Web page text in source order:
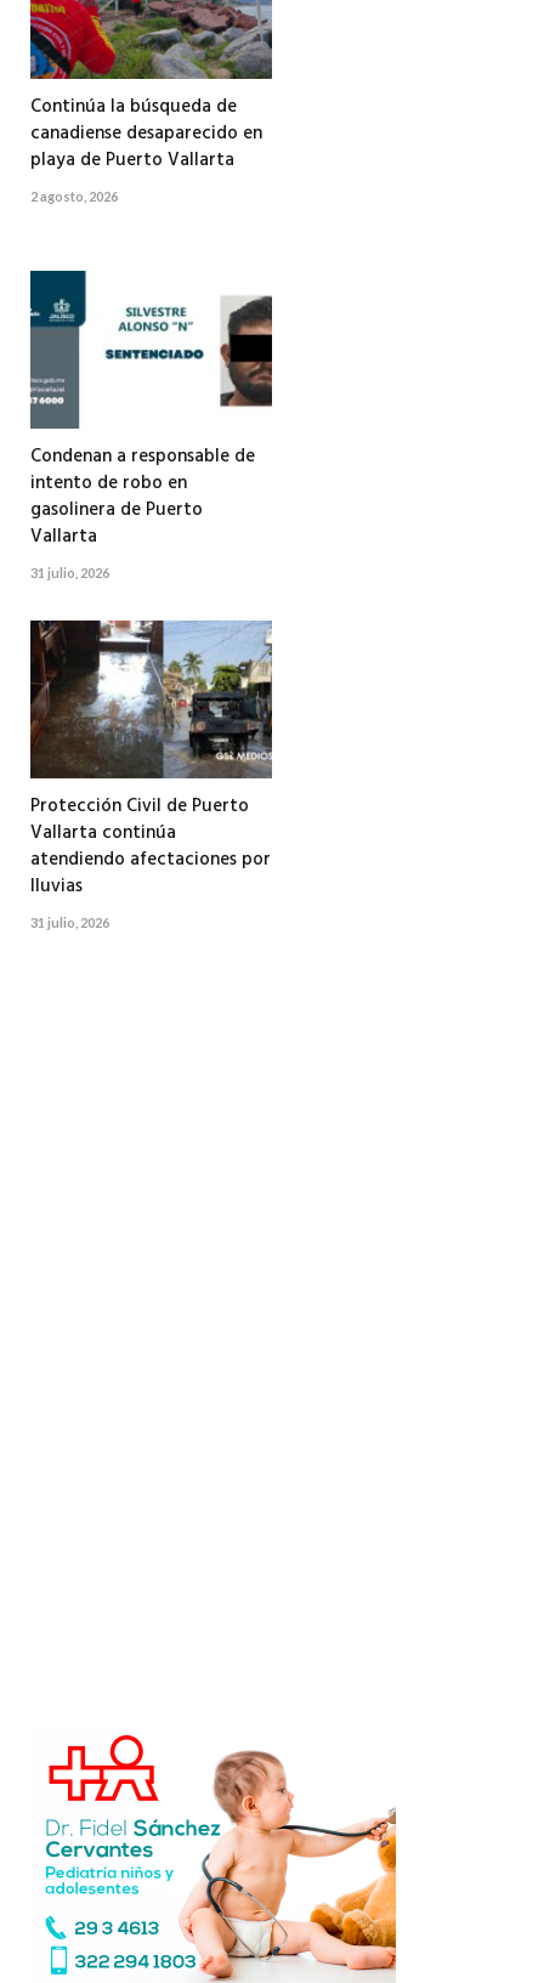
Continúa la búsqueda de
canadiense desaparecido en
playa de Puerto Vallarta
2 agosto, 2026
Condenan a responsable de
intento de robo en
gasolinera de Puerto
Vallarta
31 julio, 2026
Protección Civil de Puerto
Vallarta continúa
atendiendo afectaciones por
lluvias
31 julio, 2026